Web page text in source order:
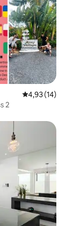
4,93 av 5 i
4,93 (14)
2